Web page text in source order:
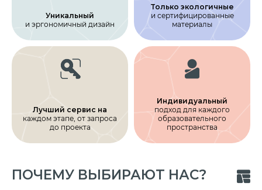
Уникальный
и эргономичный дизайн
Только экологичные
и сертифицирован­ные
материалы
Лучший сервис на
каждом этапе, от запроса
до проекта
Индивидуальный
подход для каждого
образовательного
пространства
ПОЧЕМУ ВЫБИРАЮТ НАС?